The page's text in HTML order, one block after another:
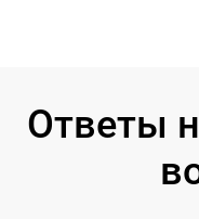
Ответы